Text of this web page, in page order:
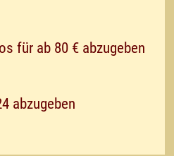
für ab 80 € abzugeben
abzugeben